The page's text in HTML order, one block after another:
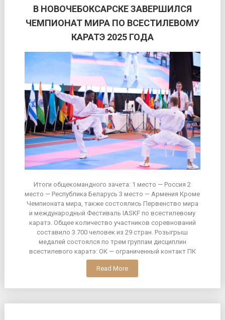
В НОВОЧЕБОКСАРСКЕ ЗАВЕРШИЛСЯ
ЧЕМПИОНАТ МИРА ПО ВСЕСТИЛЕВОМУ
КАРАТЭ 2025 ГОДА
Итоги общекомандного зачета: 1 место — Россия 2
место — Республика Беларусь 3 место — Армения Кроме
Чемпионата мира, также состоялись Первенство мира
и международный Фестиваль IASKF по всестилевому
каратэ. Общее количество участников соревнований
составило 3 700 человек из 29 стран. Розыгрыш
медалей состоялся по трем группам дисциплин
всестилевого каратэ: ОК — ограниченный контакт ПК
Read More